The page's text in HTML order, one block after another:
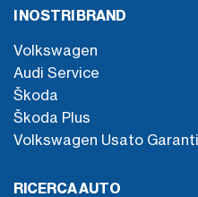
I NOSTRI BRAND
Volkswagen
Audi Service
Škoda
Škoda Plus
Volkswagen Usato
RICERCA AUTO